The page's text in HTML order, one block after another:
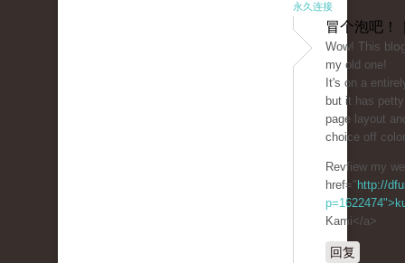
永久连接
冒个泡吧！
Wοw! Tһis
my old one!
It's on a
but it has
page layout
choice off
Revfiew my
href=" http://
Kami</a>
回复